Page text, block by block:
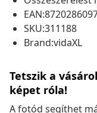
SKU:311188
Brand:vidaXL
Tetszik a
képet róla!
A fotód segíthet